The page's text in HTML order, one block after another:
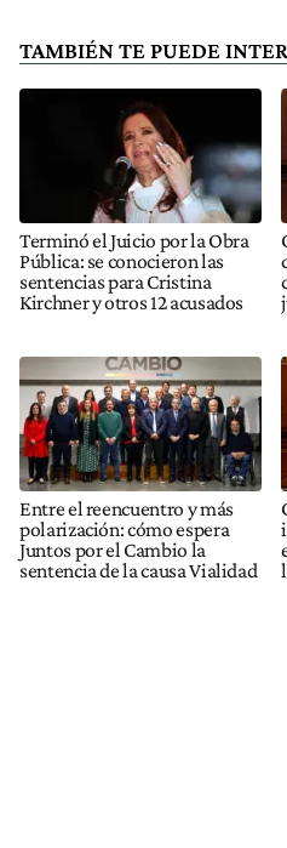
TAMBIÉN TE PUEDE
Terminó el Juicio por la Obra
Pública: se conocieron las
sentencias para Cristina
Kirchner y otros 12 acusados
Entre el reencuentro y más
polarización: cómo espera
Juntos por el Cambio la
sentencia de la causa Vialidad